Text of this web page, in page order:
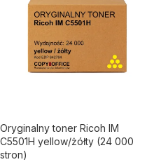
Oryginalny toner Ricoh IM
C5501H yellow/żółty (24 000
stron)